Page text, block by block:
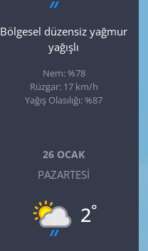
Bölgesel düzensiz yağmur
yağışlı
Nem: %78
Rüzgar: 17 km/h
Yağış Olasılığı: %87
26 OCAK
PAZARTESI
2°